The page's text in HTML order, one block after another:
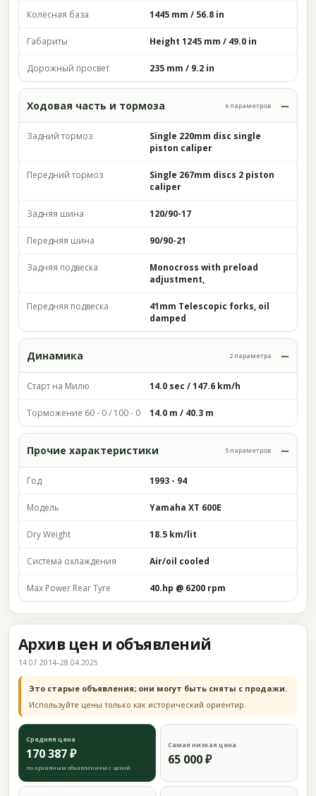
Колёсная база 1445 mm / 56.8 in
Габариты Height 1245 mm / 49.0 in
Дорожный просвет 235 mm / 9.2 in
Ходовая часть и тормоза 6 параметров
Задний тормоз
Single 220mm disc single
piston caliper
Передний тормоз
Single 267mm discs 2 piston
caliper
Задняя шина 120/90-17
Передняя шина 90/90-21
Задняя подвеска
Monocross with preload
adjustment,
Передняя подвеска
41mm Telescopic forks, oil
damped
Динамика 2 параметра
Старт на Милю 14.0 sec / 147.6 km/h
Торможение 60 - 0 / 100 - 0 14.0 m / 40.3 m
Прочие характеристики 5 параметров
Год 1993 - 94
Модель Yamaha XT 600E
Dry Weight 18.5 km/lit
Система охлаждения Air/oil cooled
Max Power Rear Tyre 40.hp @ 6200 rpm
Архив цен и объявлений
14.07.2014–28.04.2025
Это старые объявления; они могут быть сняты с продажи.
Используйте цены только как исторический ориентир.
Средняя цена
170 387 ₽
по архивным объявлениям с ценой
Самая низкая цена
65 000 ₽